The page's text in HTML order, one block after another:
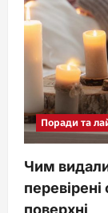
Поради та
Чим
поверхні